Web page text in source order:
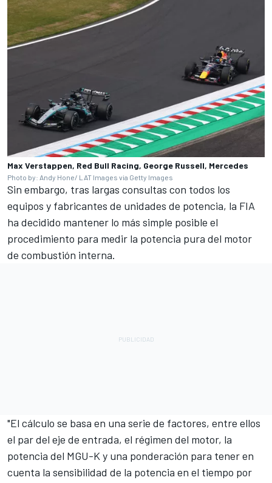
Max Verstappen, Red Bull Racing, George Russell, Mercedes
Photo by: Andy Hone/ LAT Images via Getty Images
Sin embargo, tras largas consultas con todos los
equipos y fabricantes de unidades de potencia, la FIA
ha decidido mantener lo más simple posible el
procedimiento para medir la potencia pura del motor
de combustión interna.
"El cálculo se basa en una serie de factores, entre ellos
el par del eje de entrada, el régimen del motor, la
potencia del MGU-K y una ponderación para tener en
cuenta la sensibilidad de la potencia en el tiempo por